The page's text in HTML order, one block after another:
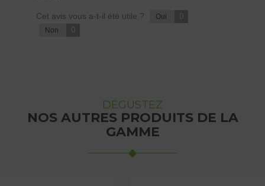
Cet avis vous a-t-il été utile ? Oui 0
Non 0
DÉGUSTEZ
NOS AUTRES PRODUITS DE LA
GAMME